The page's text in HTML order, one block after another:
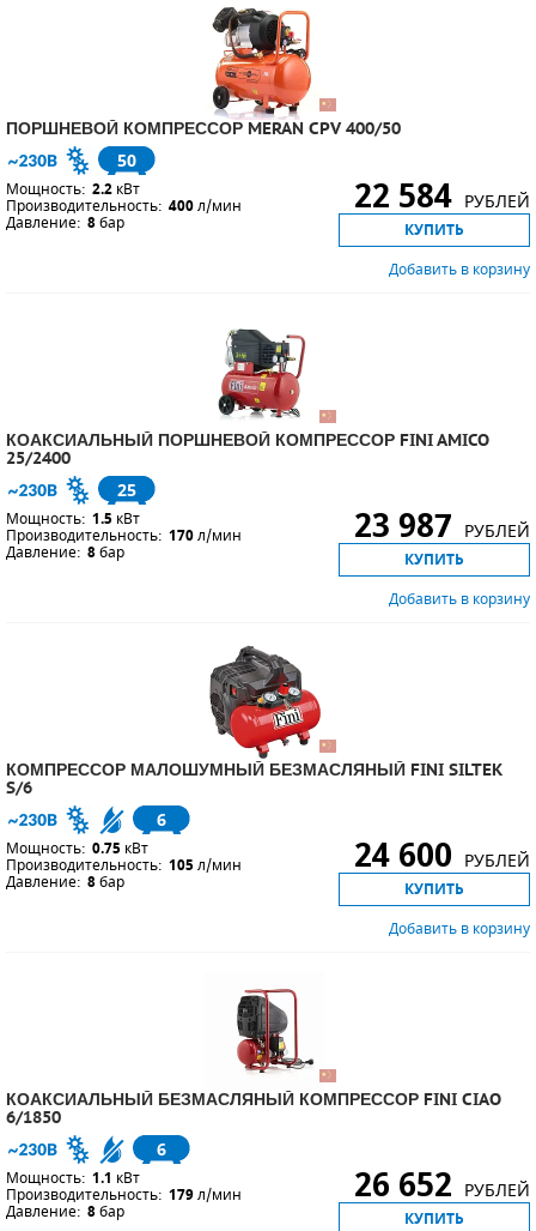
ПОРШНЕВОЙ КОМПРЕССОР MERAN CPV 400/50
50
Мощность: 2.2 кВт
Производительность: 400л/мин
Давление: 8бар
22 584 РУБЛЕЙ
КУПИТЬ
Добавить в корзину
КОАКСИАЛЬНЫЙ ПОРШНЕВОЙ КОМПРЕССОР FINI AMICO
25/2400
25
Мощность: 1.5 кВт
Производительность: 170л/мин
Давление: 8бар
23 987 РУБЛЕЙ
КУПИТЬ
Добавить в корзину
КОМПРЕССОР МАЛОШУМНЫЙ БЕЗМАСЛЯНЫЙ FINI SILTEK
S/6
6
Мощность: 0.75 кВт
Производительность: 105 л/мин
Давление: 8бар
24 600 РУБЛЕЙ
КУПИТЬ
Добавить в корзину
КОАКСИАЛЬНЫЙ БЕЗМАСЛЯНЫЙ КОМПРЕССОР FINI CIAO
6/1850
6
Мощность: 1.1 кВт
Производительность: 179л/мин
Давление: 8бар
26 652 РУБЛЕЙ
КУПИТЬ